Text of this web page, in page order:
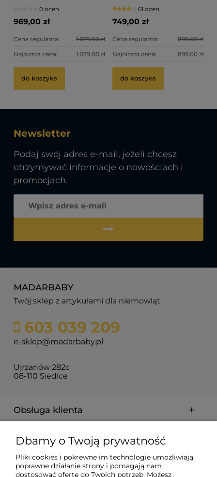
0 ocen
969,00 zł
Cena regularna: 1 079,00 zł
Najniższa cena: 1 079,00 zł
do koszyka
szczebelkami (120x60 cm)
- kolor BIAŁY
61 ocen
749,00 zł
Cena regularna: 899,00 zł
Najniższa cena: 899,00 zł
do koszyka
Newsletter
Podaj swój adres e-mail, jeżeli chcesz
otrzymywać informacje o nowościach i
promocjach.
MADARBABY
Twój sklep z artykułami dla niemowląt
603 039 209
e-sklep@madarbaby.pl
Ujrzanów 282c
08-110 Siedlce
Obsługa klienta
Pomoc
Płatności i dostawa
Dbamy o Twoją prywatność
Pliki cookies i pokrewne im technologie umożliwiają
poprawne działanie strony i pomagają nam
dostosować ofertę do Twoich potrzeb. Możesz